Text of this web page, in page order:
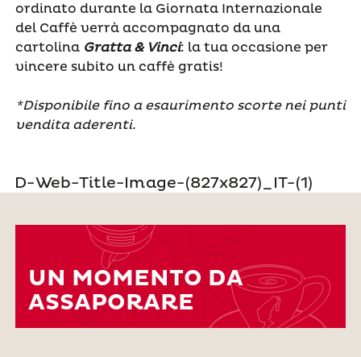
ordinato durante la Giornata Internazionale
del Caffè verrà accompagnato da una
cartolina Gratta & Vinci: la tua occasione per
vincere subito un caffè gratis!
*Disponibile fino a esaurimento scorte nei punti
vendita aderenti.
UN MOMENTO DA
ASSAPORARE